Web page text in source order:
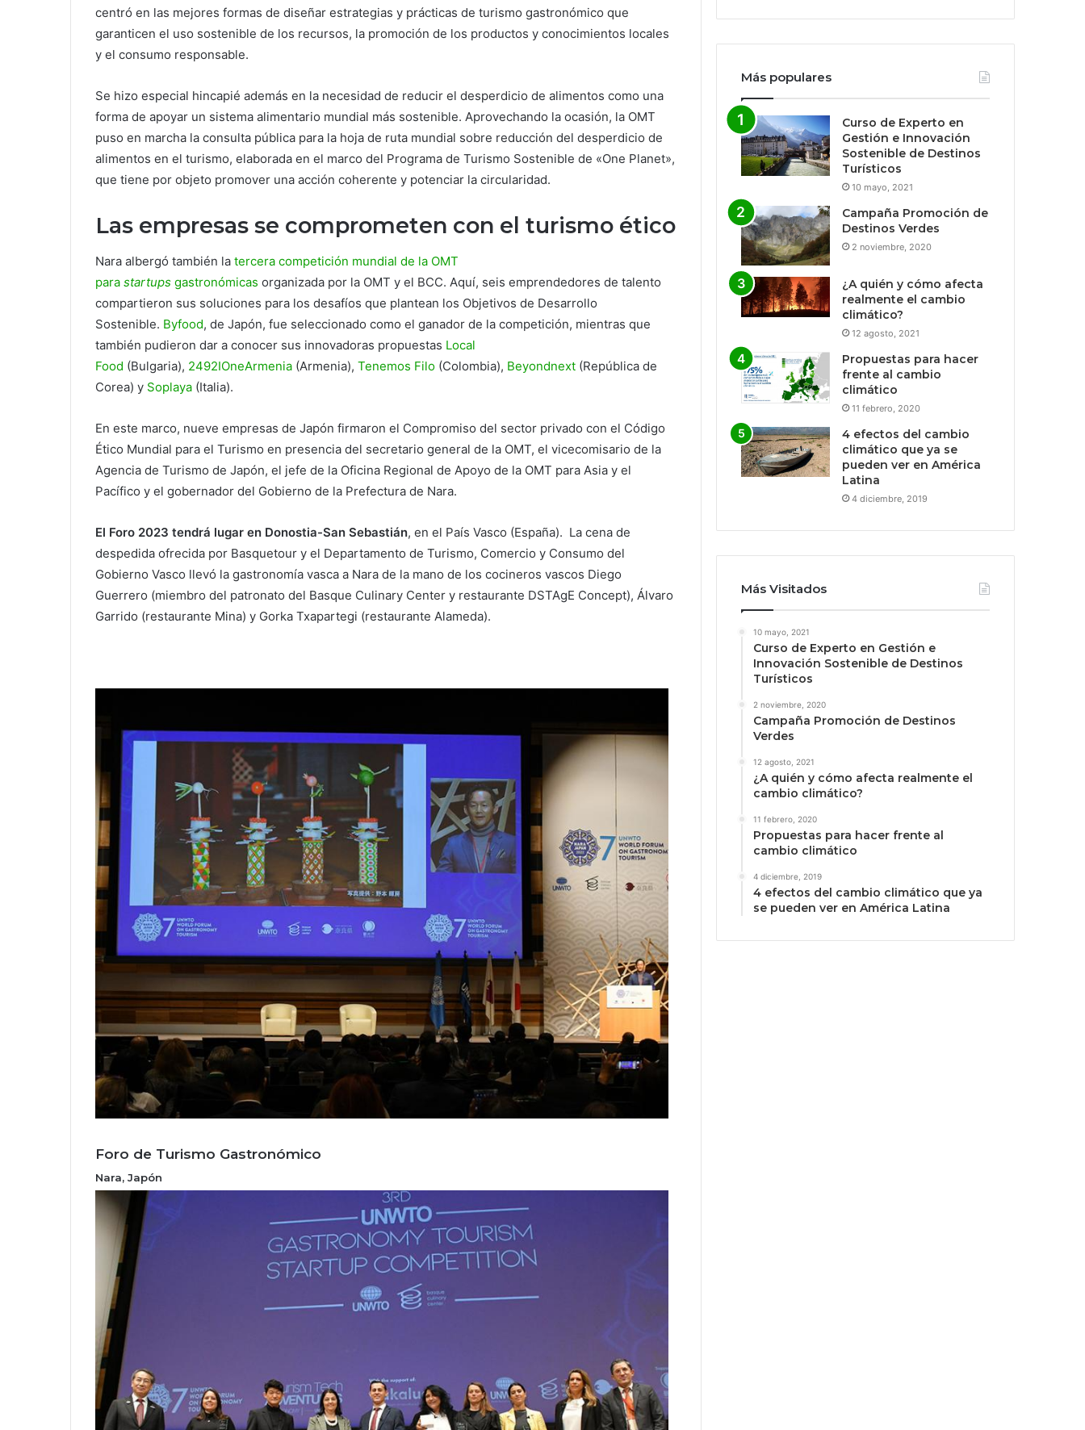
centró en las mejores formas de diseñar estrategias y prácticas de turismo gastronómico que
garanticen el uso sostenible de los recursos, la promoción de los productos y conocimientos locales
y el consumo responsable.
Se hizo especial hincapié además en la necesidad de reducir el desperdicio de alimentos como una
forma de apoyar un sistema alimentario mundial más sostenible. Aprovechando la ocasión, la OMT
puso en marcha la consulta pública para la hoja de ruta mundial sobre reducción del desperdicio de
alimentos en el turismo, elaborada en el marco del Programa de Turismo Sostenible de «One Planet»,
que tiene por objeto promover una acción coherente y potenciar la circularidad.
Las empresas se comprometen con el turismo ético
Nara albergó también la tercera competición mundial de la OMT
para startups gastronómicas organizada por la OMT y el BCC. Aquí, seis emprendedores de talento
compartieron sus soluciones para los desafíos que plantean los Objetivos de Desarrollo
Sostenible. Byfood, de Japón, fue seleccionado como el ganador de la competición, mientras que
también pudieron dar a conocer sus innovadoras propuestas Local
Food (Bulgaria), 2492IOneArmenia (Armenia), Tenemos Filo (Colombia), Beyondnext (República de
Corea) y Soplaya (Italia).
En este marco, nueve empresas de Japón firmaron el Compromiso del sector privado con el Código
Ético Mundial para el Turismo en presencia del secretario general de la OMT, el vicecomisario de la
Agencia de Turismo de Japón, el jefe de la Oficina Regional de Apoyo de la OMT para Asia y el
Pacífico y el gobernador del Gobierno de la Prefectura de Nara.
El Foro 2023 tendrá lugar en Donostia-San Sebastián, en el País Vasco (España). La cena de
despedida ofrecida por Basquetour y el Departamento de Turismo, Comercio y Consumo del
Gobierno Vasco llevó la gastronomía vasca a Nara de la mano de los cocineros vascos Diego
Guerrero (miembro del patronato del Basque Culinary Center y restaurante DSTAgE Concept), Álvaro
Garrido (restaurante Mina) y Gorka Txapartegi (restaurante Alameda).
Foro de Turismo Gastronómico
Nara, Japón
Más populares
Curso de Experto en
Gestión e Innovación
Sostenible de Destinos
Turísticos
10 mayo, 2021
Campaña Promoción de
Destinos Verdes
2 noviembre, 2020
¿A quién y cómo afecta
realmente el cambio
climático?
12 agosto, 2021
Propuestas para hacer
frente al cambio
climático
11 febrero, 2020
4 efectos del cambio
climático que ya se
pueden ver en América
Latina
4 diciembre, 2019
Más Visitados
10 mayo, 2021
Curso de Experto en Gestión e
Innovación Sostenible de Destinos
Turísticos
2 noviembre, 2020
Campaña Promoción de Destinos
Verdes
12 agosto, 2021
¿A quién y cómo afecta realmente el
cambio climático?
11 febrero, 2020
Propuestas para hacer frente al
cambio climático
4 diciembre, 2019
4 efectos del cambio climático que ya
se pueden ver en América Latina